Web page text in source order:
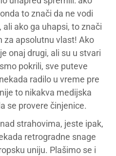
to znači da ne vodi
ako ga uhapsi, to znači
za apsolutnu vlast! Ako
onaj drugi, ali su u stvari
pokrili, sve puteve
radilo u vreme pre
to nikakva medijska
se provere činjenice.
strahovima, jeste ipak,
retrogradne snage
uniju. Plašimo se i